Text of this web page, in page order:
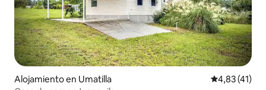
Alojamiento en Umatilla Calificación
4,83 (41)